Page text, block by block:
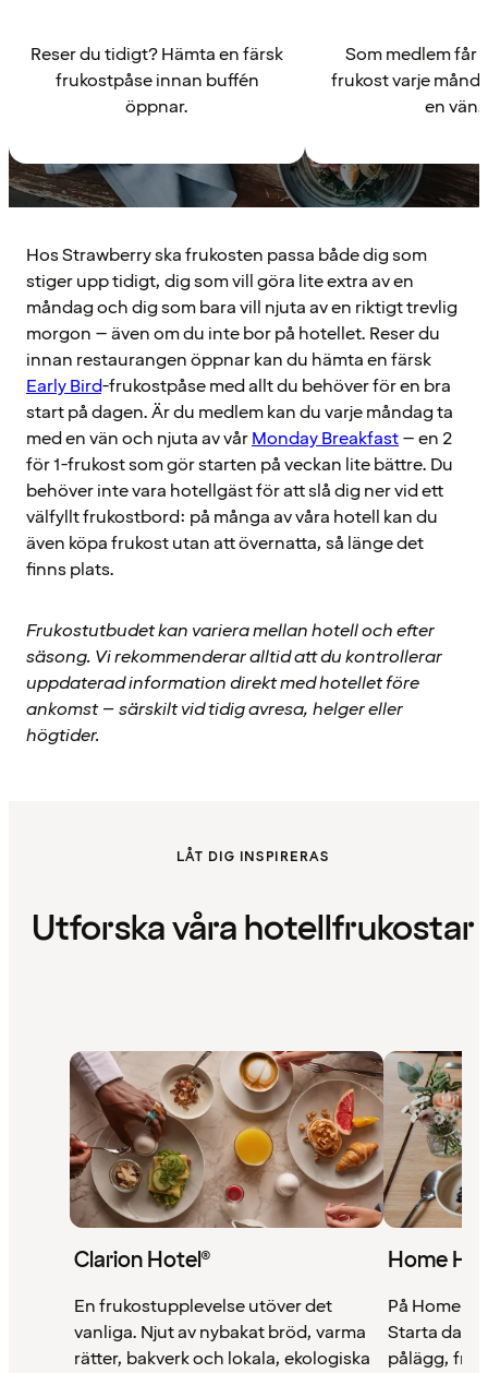
Reser du tidigt? Hämta en färsk
frukostpåse innan buffén
öppnar.
Som medlem får
frukost varje
en vän.
Hos Strawberry ska frukosten passa både dig som
stiger upp tidigt, dig som vill göra lite extra av en
måndag och dig som bara vill njuta av en riktigt trevlig
morgon – även om du inte bor på hotellet. Reser du
innan restaurangen öppnar kan du hämta en färsk
Early Bird-frukostpåse med allt du behöver för en bra
start på dagen. Är du medlem kan du varje måndag ta
med en vän och njuta av vårMonday Breakfast– en 2
för 1-frukost som gör starten på veckan lite bättre. Du
behöver inte vara hotellgäst för att slå dig ner vid ett
välfyllt frukostbord: på många av våra hotell kan du
även köpa frukost utan att övernatta, så länge det
finns plats.
Frukostutbudet kan variera mellan hotell och efter
säsong. Vi rekommenderar alltid att du kontrollerar
uppdaterad information direkt med hotellet före
ankomst – särskilt vid tidig avresa, helger eller
högtider.
LÅT DIG INSPIRERAS
Utforska våra hotellfrukostar
Clarion Hotel®
En frukostupplevelse utöver det
vanliga. Njut av nybakat bröd, varma
rätter, bakverk och lokala, ekologiska
Home
På Home
Starta
pålägg,